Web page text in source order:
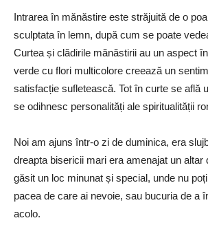
Intrarea în mănăstire este străjuită de o
sculptata în lemn, după cum se poate
Curtea și clădirile mănăstirii au un aspect
verde cu flori multicolore creează un
satisfacție sufletească. Tot în curte se află
se odihnesc personalități ale spiritualității
Noi am ajuns într-o zi de duminica, era
dreapta bisericii mari era amenajat un altar
găsit un loc minunat și special, unde nu
pacea de care ai nevoie, sau bucuria de a
acolo.